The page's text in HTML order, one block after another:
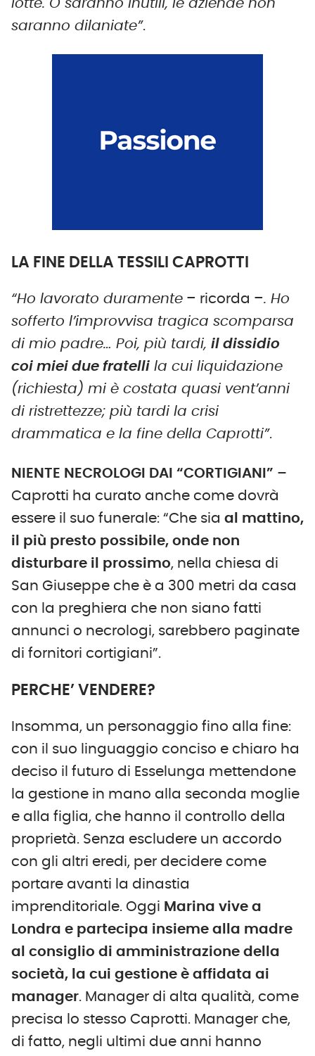
lotte. O saranno inutili, le aziende non
saranno dilaniate”.
LA FINE DELLA TESSILI CAPROTTI
“Ho lavorato duramente – ricorda –. Ho
sofferto l’improvvisa tragica scomparsa
di mio padre… Poi, più tardi, il dissidio
coi miei due fratelli la cui liquidazione
(richiesta) mi è costata quasi vent’anni
di ristrettezze; più tardi la crisi
drammatica e la fine della Caprotti”.
NIENTE NECROLOGI DAI “CORTIGIANI” –
Caprotti ha curato anche come dovrà
essere il suo funerale: “Che sia al mattino,
il più presto possibile, onde non
disturbare il prossimo, nella chiesa di
San Giuseppe che è a 300 metri da casa
con la preghiera che non siano fatti
annunci o necrologi, sarebbero paginate
di fornitori cortigiani”.
PERCHE’ VENDERE?
Insomma, un personaggio fino alla fine:
con il suo linguaggio conciso e chiaro ha
deciso il futuro di Esselunga mettendone
la gestione in mano alla seconda moglie
e alla figlia, che hanno il controllo della
proprietà. Senza escludere un accordo
con gli altri eredi, per decidere come
portare avanti la dinastia
imprenditoriale. Oggi Marina vive a
Londra e partecipa insieme alla madre
al consiglio di amministrazione della
società, la cui gestione è affidata ai
manager. Manager di alta qualità, come
precisa lo stesso Caprotti. Manager che,
di fatto, negli ultimi due anni hanno